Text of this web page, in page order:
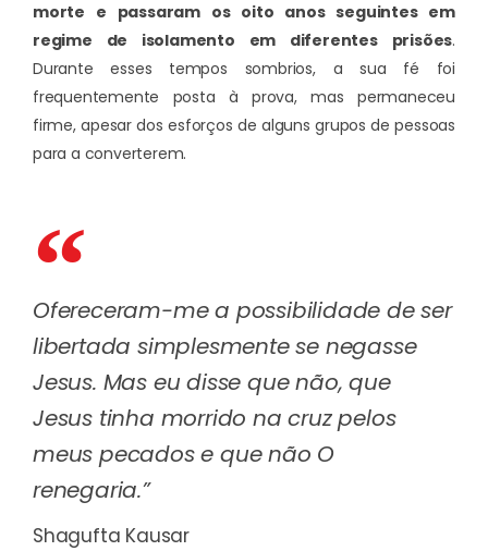
morte e passaram os oito anos seguintes em
regime de isolamento em diferentes prisões.
Durante esses tempos sombrios, a sua fé foi
frequentemente posta à prova, mas permaneceu
firme, apesar dos esforços de alguns grupos de pessoas
para a converterem.
Ofereceram-me a possibilidade de ser
libertada simplesmente se negasse
Jesus. Mas eu disse que não, que
Jesus tinha morrido na cruz pelos
meus pecados e que não O
renegaria.”
Shagufta Kausar